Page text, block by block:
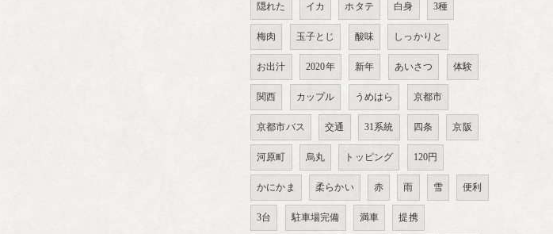
隠れた イカ ホタテ 白身 3種
梅肉 玉子とじ 酸味 しっかりと
お出汁 2020年 新年 あいさつ 体験
関西 カップル うめはら 京都市
京都市バス 交通 31系統 四条 京阪
河原町 烏丸 トッピング 120円
かにかま 柔らかい 赤 雨 雪 便利
3台 駐車場完備 満車 提携